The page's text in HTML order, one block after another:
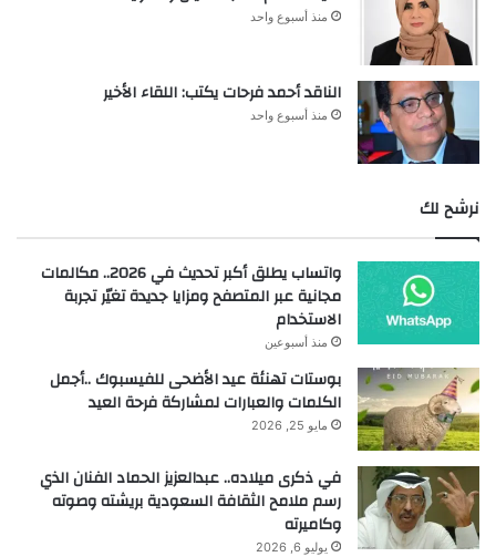
منذ أسبوع واحد
الناقد أحمد فرحات يكتب: اللقاء الأخير
منذ أسبوع واحد
نرشح لك
واتساب يطلق أكبر تحديث في 2026.. مكالمات
مجانية عبر المتصفح ومزايا جديدة تغيّر تجربة
الاستخدام
منذ أسبوعين
بوستات تهنئة عيد الأضحى للفيسبوك ..أجمل
الكلمات والعبارات لمشاركة فرحة العيد
مايو 25, 2026
في ذكرى ميلاده.. عبدالعزيز الحماد الفنان الذي
رسم ملامح الثقافة السعودية بريشته وصوته
وكاميرته
يوليو 6, 2026